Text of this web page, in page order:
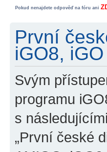
Pokud nenajdete odpověď na fóru ani
První
iGO8,
Svým
programu
s
„První české